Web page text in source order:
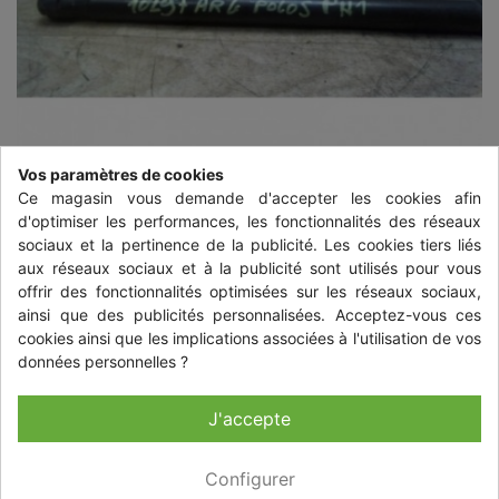
 
VERIN DE LUNETTE ARRIERE
GAUCHE VOLKSWAGEN POLO 5
Vos paramètres de cookies
Ce magasin vous demande d'accepter les cookies afin
d'optimiser les performances, les fonctionnalités des réseaux
sociaux et la pertinence de la publicité. Les cookies tiers liés
aux réseaux sociaux et à la publicité sont utilisés pour vous
offrir des fonctionnalités optimisées sur les réseaux sociaux,
ainsi que des publicités personnalisées. Acceptez-vous ces
cookies ainsi que les implications associées à l'utilisation de vos
données personnelles ?
J'accepte
Configurer